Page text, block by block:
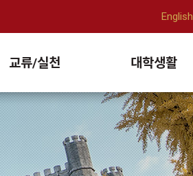
교류/실천 대학생활
English